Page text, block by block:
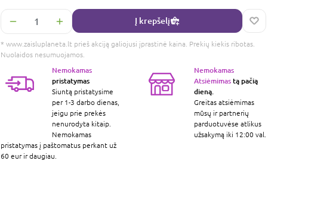
Į krepšelį
* www.zaisluplaneta.lt prieš akciją galiojusi įprastinė kaina. Prekių kiekis ribotas.
Nuolaidos nesumuojamos.
Nemokamas
pristatymas
Siuntą pristatysime
per 1-3 darbo dienas,
jeigu prie prekės
nenurodyta kitaip.
Nemokamas
pristatymas į paštomatus perkant už
60 eur ir daugiau.
Nemokamas
Atsiėmimastą pačią
dieną.
Greitas atsiėmimas
mūsų ir partnerių
parduotuvėse atlikus
užsakymą iki 12:00 val.